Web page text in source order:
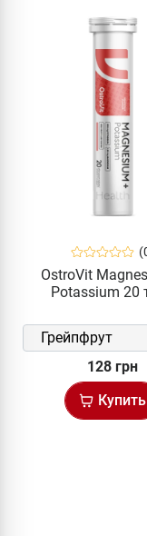
OstroVit
Potassium 20
128 грн
Купить